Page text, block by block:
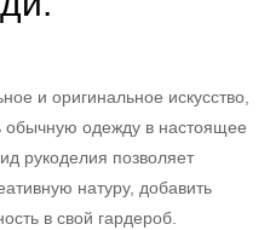
и оригинальное искусство,
обычную одежду в настоящее
рукоделия позволяет
натуру, добавить
в свой гардероб.